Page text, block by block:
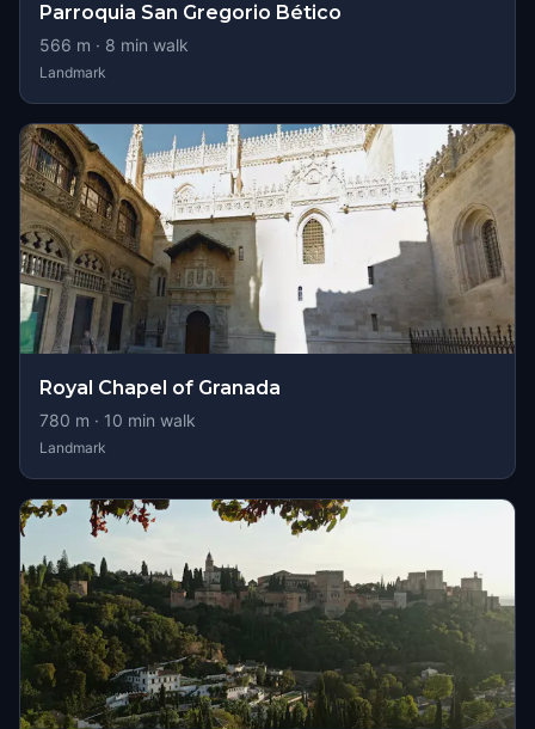
Parroquia San Gregorio Bético
566 m · 8 min walk
Landmark
Royal Chapel of Granada
780 m · 10 min walk
Landmark